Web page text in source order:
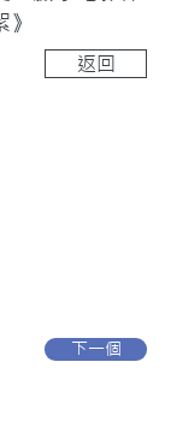
返回
下一個